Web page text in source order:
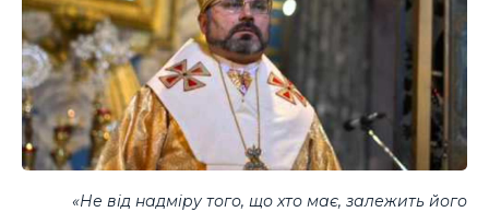
«Не від надміру того, що хто має, залежить його